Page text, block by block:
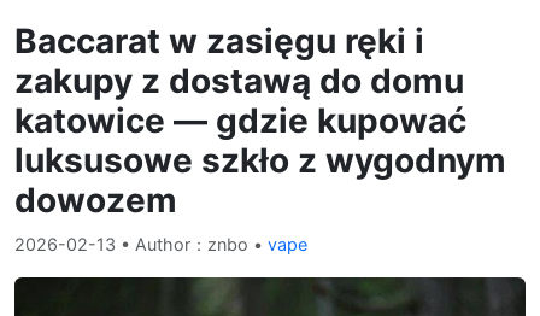
Baccarat w zasięgu ręki i
zakupy z dostawą do domu
katowice — gdzie kupować
luksusowe szkło z wygodnym
dowozem
2026-02-13 • Author：znbo • vape